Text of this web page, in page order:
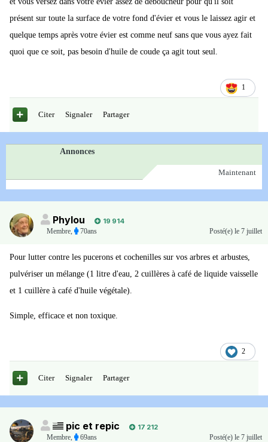
présent sur toute la surface de votre fond d'évier et vous le laissez agir et
quelque temps après votre évier est comme neuf sans que vous ayez fait
quoi que ce soit, pas besoin d'huile de coude ça agit tout seul.
1
Citer Signaler Partager
Annonces
Maintenant
Phylou
19 914
Membre
70ans Posté(e) le 7 juillet
Pour lutter contre les pucerons et cochenilles sur vos arbres et arbustes,
pulvériser un mélange (1 litre d'eau, 2 cuillères à café de liquide vaisselle
et 1 cuillère à café d'huile végétale).
Simple, efficace et non toxique.
2
Citer Signaler Partager
pic et repic
17 212
Membre, 69ans Posté(e) le 7 juillet